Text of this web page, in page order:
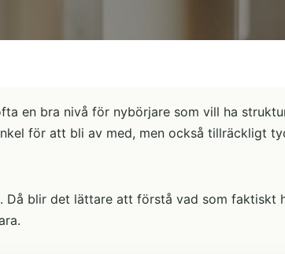
en bra nivå för nybörjare som vill ha
för att bli av med, men också tillräckligt
Då blir det lättare att förstå vad som faktiskt